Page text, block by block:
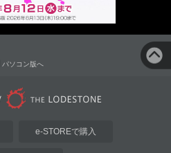
パソコン版へ
e-STOREで購入